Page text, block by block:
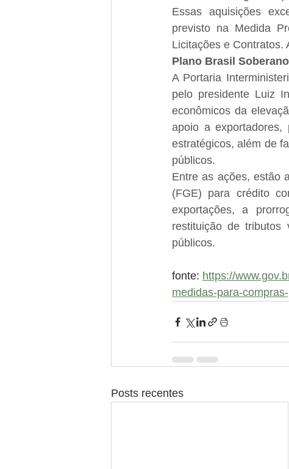
Essas aquisições
previsto na Medida
Licitações e Contratos.
Plano Brasil Soberano
A Portaria
pelo presidente Luiz
econômicos da
apoio a exportadores,
estratégicos, além de
públicos.
Entre as ações, estão
(FGE) para crédito
exportações, a
restituição de
públicos.
fonte: https://
medidas-para-
Posts recentes